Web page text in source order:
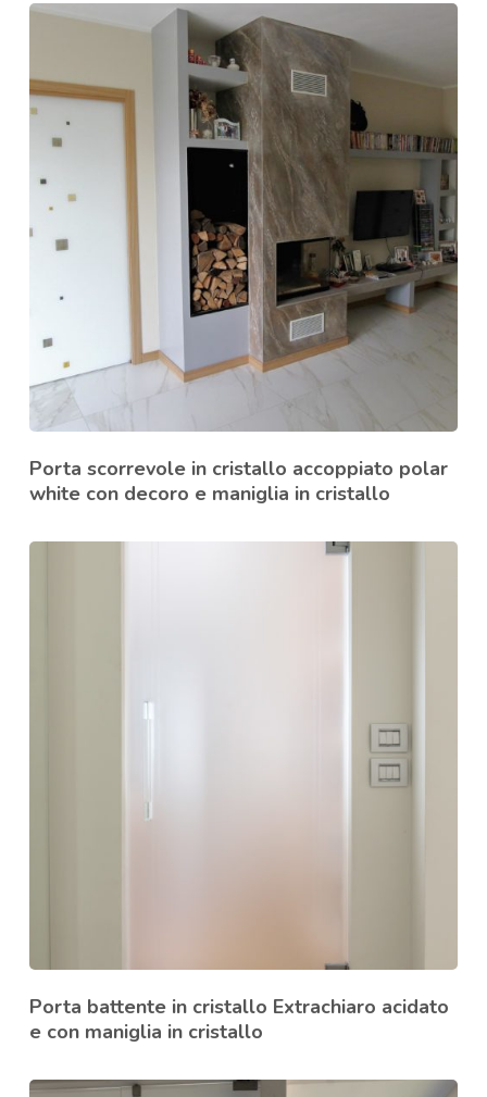
Porta scorrevole in cristallo accoppiato polar
white con decoro e maniglia in cristallo
Porta battente in cristallo Extrachiaro acidato
e con maniglia in cristallo